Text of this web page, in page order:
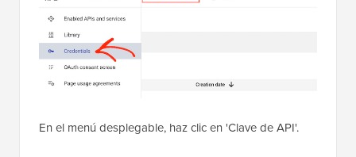
En el menú desplegable, haz clic en 'Clave de API'.